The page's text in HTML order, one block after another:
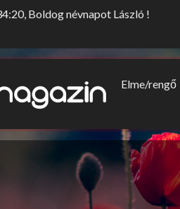
Boldog névnapot László !
Elme/rengő
Sors-
Nem tabu